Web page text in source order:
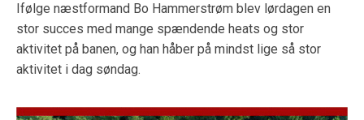
Ifølge næstformand Bo Hammerstrøm blev lørdagen en
stor succes med mange spændende heats og stor
aktivitet på banen, og han håber på mindst lige så stor
aktivitet i dag søndag.